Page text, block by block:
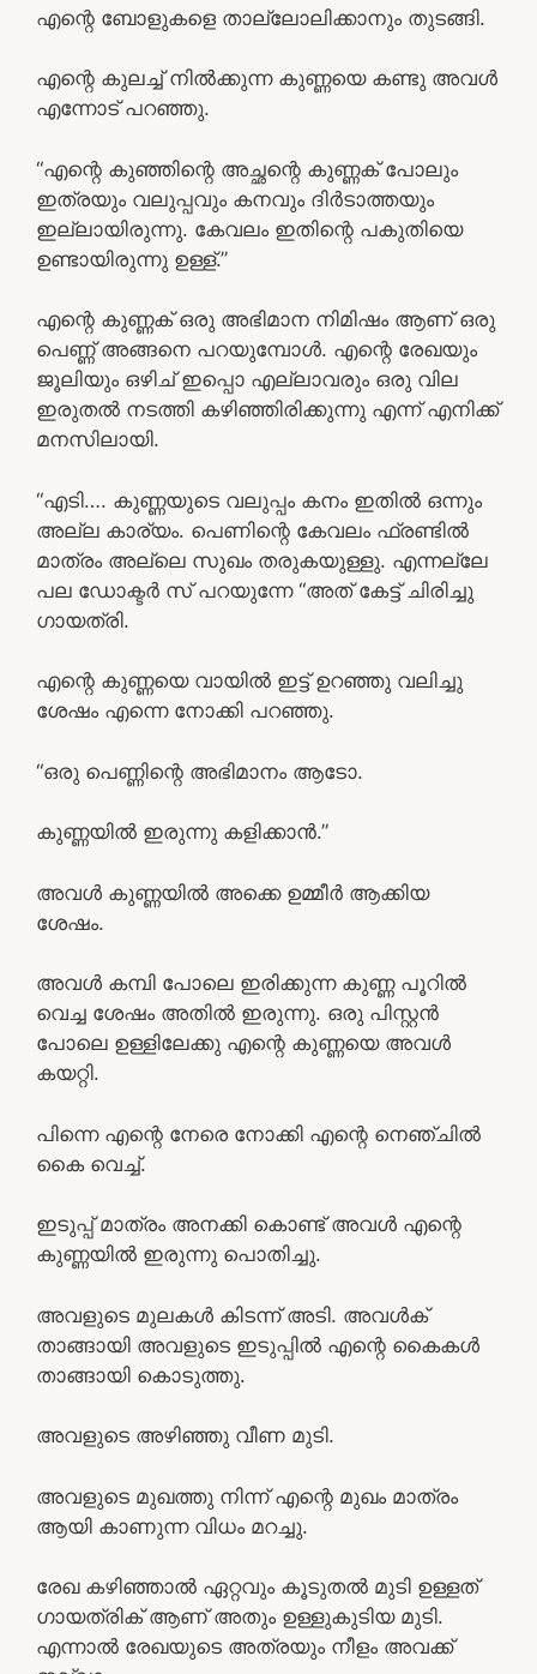
എന്റെ ബോളുകളെ താല്ലോലിക്കാനും തുടങ്ങി.
എന്റെ കുലച്ച് നിൽക്കുന്ന കുണ്ണയെ കണ്ടു അവൾ
എന്നോട് പറഞ്ഞു.
“എന്റെ കുഞ്ഞിന്റെ അച്ഛന്റെ കുണ്ണക് പോലും
ഇത്രയും വലുപ്പവും കനവും ദിർടാത്തയും
ഇല്ലായിരുന്നു. കേവലം ഇതിന്റെ പകുതിയെ
ഉണ്ടായിരുന്നു ഉള്ള്.”
എന്റെ കുണ്ണക് ഒരു അഭിമാന നിമിഷം ആണ് ഒരു
പെണ്ണ് അങ്ങനെ പറയുമ്പോൾ. എന്റെ രേഖയും
ജൂലിയും ഒഴിച് ഇപ്പൊ എല്ലാവരും ഒരു വില
ഇരുതൽ നടത്തി കഴിഞ്ഞിരിക്കുന്നു എന്ന് എനിക്ക്
മനസിലായി.
“എടി…. കുണ്ണയുടെ വലുപ്പം കനം ഇതിൽ ഒന്നും
അല്ല കാര്യം. പെണിന്റെ കേവലം ഫ്രണ്ടിൽ
മാത്രം അല്ലെ സുഖം തരുകയുള്ളു. എന്നല്ലേ
പല ഡോക്ടർ സ് പറയുന്നേ “അത് കേട്ട് ചിരിച്ചു
ഗായത്രി.
എന്റെ കുണ്ണയെ വായിൽ ഇട്ട് ഉറഞ്ഞു വലിച്ചു
ശേഷം എന്നെ നോക്കി പറഞ്ഞു.
“ഒരു പെണ്ണിന്റെ അഭിമാനം ആടോ.
കുണ്ണയിൽ ഇരുന്നു കളിക്കാൻ.”
അവൾ കുണ്ണയിൽ അക്കെ ഉമ്മീർ ആക്കിയ
ശേഷം.
അവൾ കമ്പി പോലെ ഇരിക്കുന്ന കുണ്ണ പൂറിൽ
വെച്ച ശേഷം അതിൽ ഇരുന്നു. ഒരു പിസ്റ്റൻ
പോലെ ഉള്ളിലേക്കു എന്റെ കുണ്ണയെ അവൾ
കയറ്റി.
പിന്നെ എന്റെ നേരെ നോക്കി എന്റെ നെഞ്ചിൽ
കൈ വെച്ച്.
ഇടുപ്പ് മാത്രം അനക്കി കൊണ്ട് അവൾ എന്റെ
കുണ്ണയിൽ ഇരുന്നു പൊതിച്ചു.
അവളുടെ മുലകൾ കിടന്ന് അടി. അവൾക്
താങ്ങായി അവളുടെ ഇടുപ്പിൽ എന്റെ കൈകൾ
താങ്ങായി കൊടുത്തു.
അവളുടെ അഴിഞ്ഞു വീണ മുടി.
അവളുടെ മുഖത്തു നിന്ന് എന്റെ മുഖം മാത്രം
ആയി കാണുന്ന വിധം മറച്ചു.
രേഖ കഴിഞ്ഞാൽ ഏറ്റവും കൂടുതൽ മുടി ഉള്ളത്
ഗായത്രിക് ആണ് അതും ഉള്ളുകുടിയ മുടി.
എന്നാൽ രേഖയുടെ അത്രയും നീളം അവക്ക്